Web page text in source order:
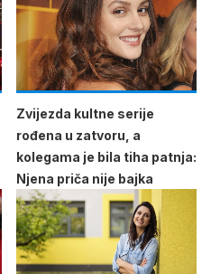
Zvijezda kultne serije
rođena u zatvoru, a
kolegama je bila tiha patnja:
Njena priča nije bajka